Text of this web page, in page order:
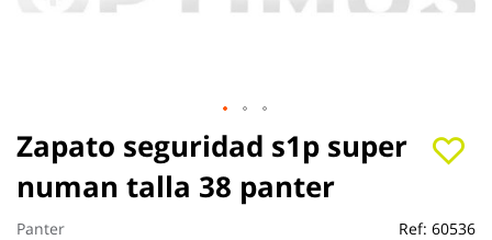
Zapato seguridad s1p super
numan talla 38 panter
Panter Ref: 60536
Saltar
al
comienzo
de
la